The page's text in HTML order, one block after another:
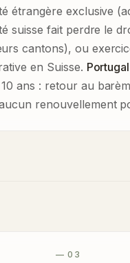
étrangère exclusive
suisse fait perdre le
cantons), ou
en Suisse. Portugal
ans : retour au
renouvellement
— 03